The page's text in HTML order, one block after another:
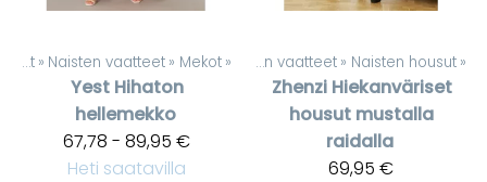
Tuotteet ‪» Naisten vaatteet ‪» Mekot ‪»
Yest Hihaton
hellemekko
67,78 - 89,95 €
Heti saatavilla
Tuotteet‪» Naisten vaatteet ‪» Naisten housut ‪»
Zhenzi Hiekanväriset
housut mustalla
raidalla
69,95 €